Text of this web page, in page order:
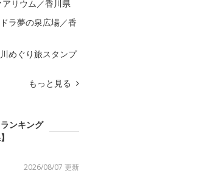
リウム／香川県
ラ夢の泉広場／香
めぐり旅スタンプ
もっと見る
ンキング
2026/08/07 更新